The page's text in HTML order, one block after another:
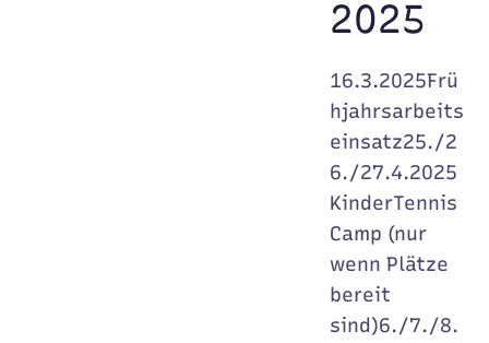
2025
16.3.2025Frü
hjahrsarbeits
einsatz25./2
6./27.4.2025
KinderTennis
Camp (nur
wenn Plätze
bereit
sind)6./7./8.